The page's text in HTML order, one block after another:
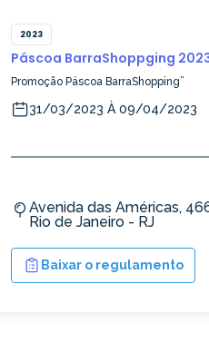
2023
Páscoa BarraShoppging
Promoção Páscoa BarraShopping”
31/03/2023 À 09/04/2023
Avenida das Américas,
Rio de Janeiro - RJ
Baixar o regulamento